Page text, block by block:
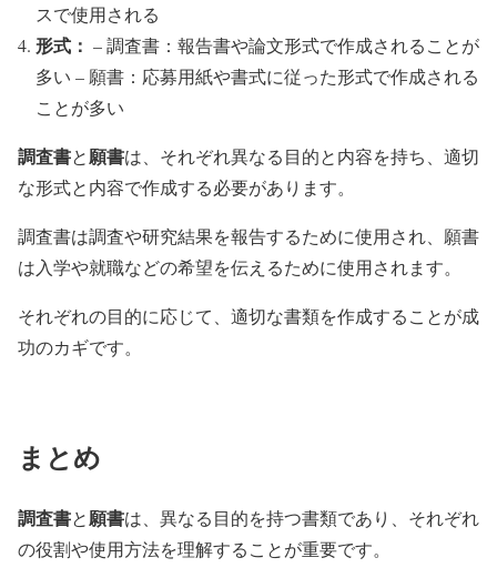
スで使用される
形式： – 調査書：報告書や論文形式で作成されることが
多い – 願書：応募用紙や書式に従った形式で作成される
ことが多い
調査書と願書は、それぞれ異なる目的と内容を持ち、適切
な形式と内容で作成する必要があります。
調査書は調査や研究結果を報告するために使用され、願書
は入学や就職などの希望を伝えるために使用されます。
それぞれの目的に応じて、適切な書類を作成することが成
功のカギです。
まとめ
調査書と願書は、異なる目的を持つ書類であり、それぞれ
の役割や使用方法を理解することが重要です。